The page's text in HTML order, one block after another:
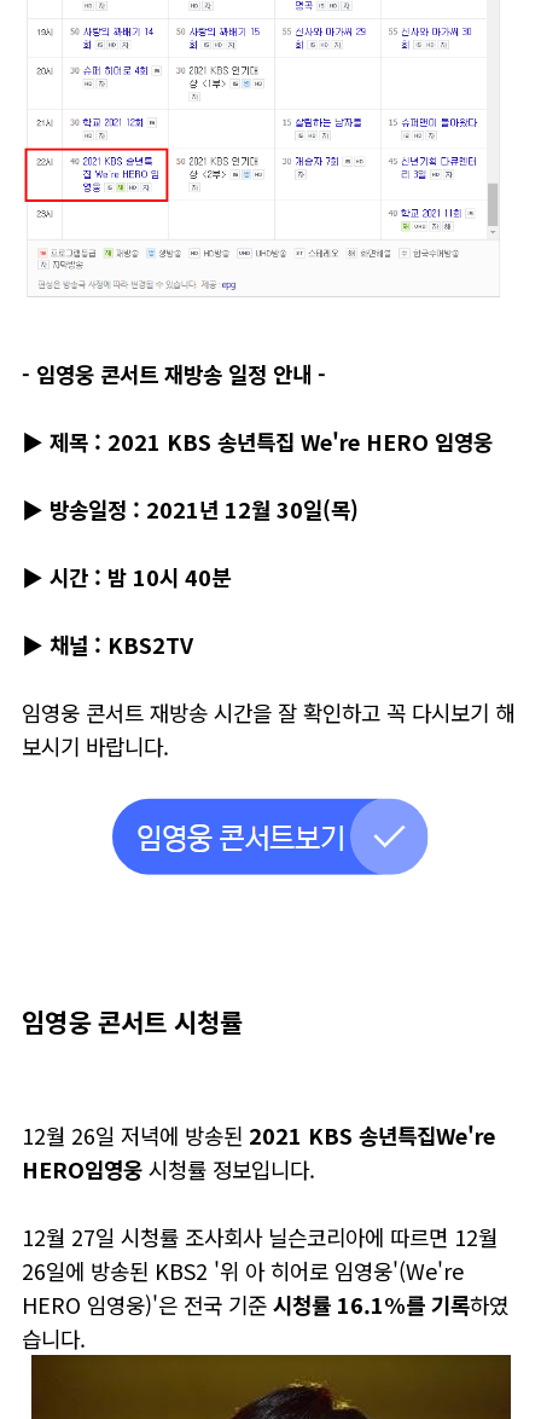
- 임영웅 콘서트 재방송 일정 안내 -
▶ 제목 : 2021 KBS 송년특집 We're HERO 임영웅
▶ 방송일정 : 2021년 12월 30일(목)
▶ 시간 : 밤 10시 40분
▶ 채널 : KBS2TV
임영웅 콘서트 재방송 시간을 잘 확인하고 꼭 다시보기 해
보시기 바랍니다.
임영웅 콘서트 시청률
12월 26일 저녁에 방송된 2021 KBS 송년특집We're
HERO임영웅시청률 정보입니다.
12월 27일 시청률 조사회사 닐슨코리아에 따르면 12월
26일에 방송된 KBS2 '위 아 히어로 임영웅'(We're
HERO 임영웅)'은 전국 기준시청률 16.1%를 기록하였
습니다.